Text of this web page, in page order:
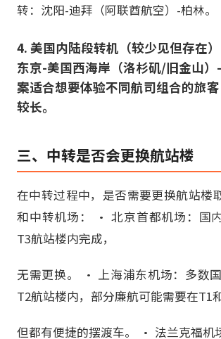
转：沈阳-迪拜（阿联酋航空）-柏林。
4. 美国内陆段转机（较少见但存在
东京-美国西海岸（洛杉矶/旧金山
案适合想要体验不同航司组合的旅
较长。
三、中转是否会更换航站楼
在中转过程中，是否需要更换航站楼
和中转机场： • 北京首都机场：国
T3航站楼内完成，
无需更换。 • 上海浦东机场：多数
T2航站楼内，部分廉航可能需要在T1
但都有便捷的摆渡车。 • 法兰克福机